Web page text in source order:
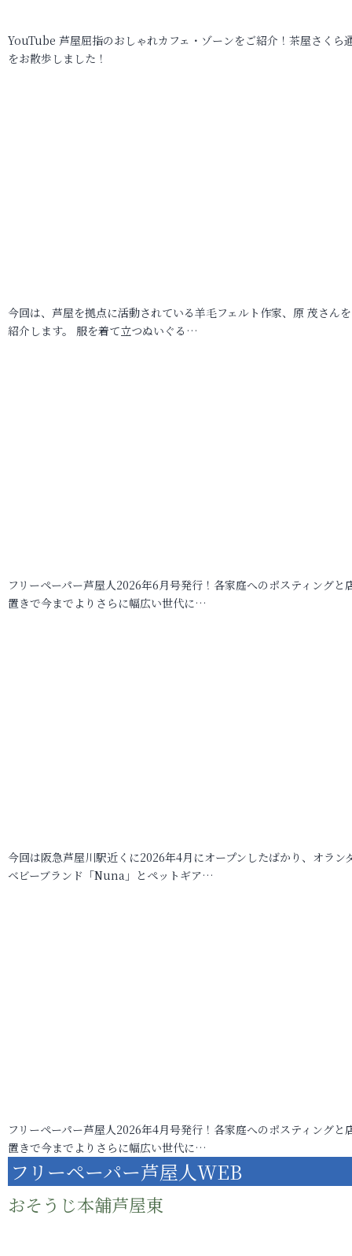
YouTube 芦屋屈指のおしゃれカフェ・ゾーンをご紹介！茶屋さくら
をお散歩しました！
今回は、芦屋を拠点に活動されている羊毛フェルト作家、原 茂さん
紹介します。 服を着て立つぬいぐる…
フリーペーパー芦屋人2026年6月号発行！各家庭へのポスティングと
置きで今までよりさらに幅広い世代に…
今回は阪急芦屋川駅近くに2026年4月にオープンしたばかり、オラン
ベビーブランド「Nuna」とペットギア…
フリーペーパー芦屋人2026年4月号発行！各家庭へのポスティングと
置きで今までよりさらに幅広い世代に…
フリーペーパー芦屋人WEB
おそうじ本舗芦屋東